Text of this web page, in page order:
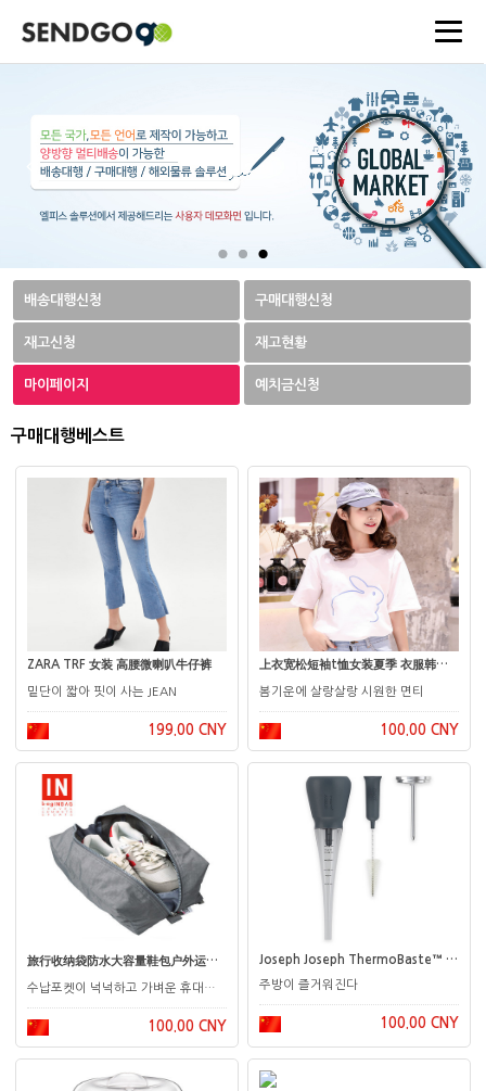
배송대행신청 구매대행신청
재고신청 재고현황
마이페이지 예치금신청
구매대행베스트
ZARA TRF 女装 高腰微喇叭牛仔裤
밑단이 짧아 핏이 사는 JEAN
199.00 CNY
上衣宽松短袖t恤女装夏季 衣服韩版百搭学 2
봄기운에 살랑살랑 시원한 면티
100.00 CNY
旅行收纳袋防水大容量鞋包户外运动鞋
수납포켓이 넉넉하고 가벼운 휴대용 가방
100.00 CNY
Joseph Joseph ThermoBaste™ 3-Piece Baster Set
주방이 즐거워진다
100.00 CNY